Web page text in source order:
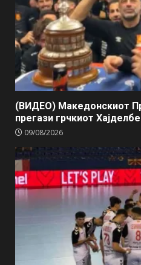
(ВИДЕО) Македонскиот
прегази грчкиот
09/08/2026